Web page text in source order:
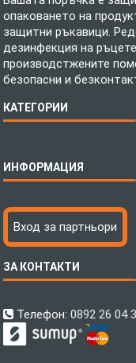
опаковането на
защитни ръкавици.
дезинфекция на
производстжените
безопасни и
КАТЕГОРИИ
Бебешки спални
Тениски с пълноцветен
Хавлиени кърпи
Пончо за водни
Микрофибърни
Детски пончота
Тениски
ИНФОРМАЦИЯ
Технология на печатане
Файлове за печат
Как да поръчам?
С какво сме различни?
Контакти
Общи Условия
Вход за партньори
ЗА КОНТАКТИ
Телефон:0892 26 04